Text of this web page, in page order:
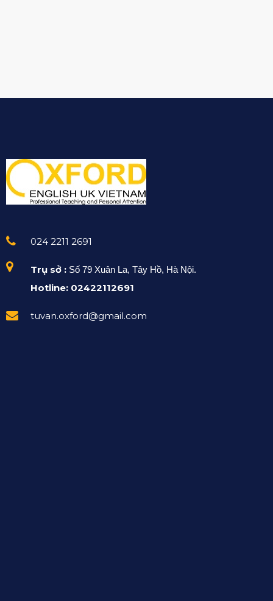
024 2211 2691
Trụ sở : Số 79 Xuân La, Tây Hồ, Hà Nội.
Hotline: 02422112691
tuvan.oxford@gmail.com